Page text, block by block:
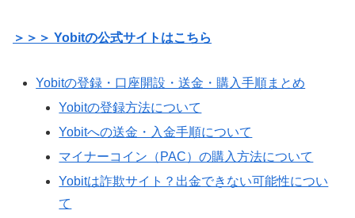
＞＞＞ Yobitの公式サイトはこちら
Yobitの登録・口座開設・送金・購入手順まとめ
Yobitの登録方法について
Yobitへの送金・入金手順について
マイナーコイン（PAC）の購入方法について
Yobitは詐欺サイト？出金できない可能性につい
て